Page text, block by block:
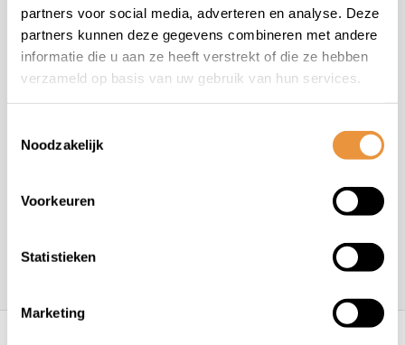
partners voor social media, adverteren en analyse. Deze
partners kunnen deze gegevens combineren met andere
informatie die u aan ze heeft verstrekt of die ze hebben
verzameld op basis van uw gebruik van hun services.
Noodzakelijk
Voorkeuren
Statistieken
Marketing
Veelgestelde vragen
+31 78 780 2330
info@artsloten.nl